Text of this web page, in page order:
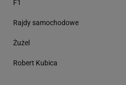
F1
Rajdy samochodowe
Żużel
Robert Kubica